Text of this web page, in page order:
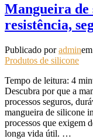
Mangueira
resistência,
Publicado poradminem
Produtos de silicone
Tempo de leitura: 4
Descubra por que a
processos seguros,
mangueira de silicone
processos que exigem
longa vida útil. …